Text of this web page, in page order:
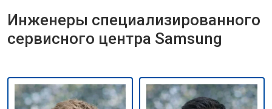
Инженеры специализированного
сервисного центра Samsung